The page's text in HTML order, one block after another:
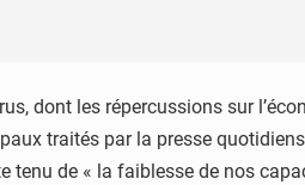
dont les répercussions sur
traités par la presse
tenu de « la faiblesse de nos